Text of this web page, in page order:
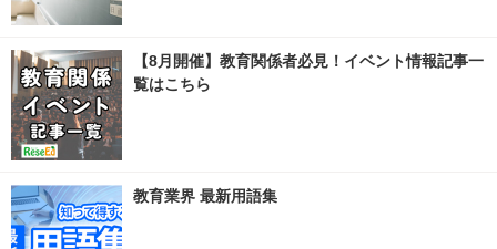
【8月開催】教育関係者必見！イベント情報記事一
覧はこちら
教育業界 最新用語集